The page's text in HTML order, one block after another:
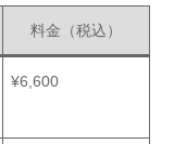
料金（税込）
¥6,600